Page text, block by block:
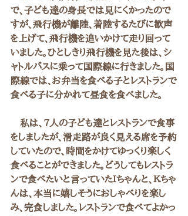
で、子ども達の身長では見にくかったので
すが、飛行機が離陸、着陸するたびに歓声
を上げて、飛行機を追いかけて走り回って
いました。ひとしきり飛行機を見た後は、シ
ャトルバスに乗って国際線に行きました。国
際線では、お弁当を食べる子とレストランで
食べる子に分かれて昼食を食べました。
私は、7人の子ども達とレストランで食事
をしましたが、滑走路が良く見える席を予約
していたので、時間をかけてゆっくり楽しく
食べることができました。どうしてもレストラ
ンで食べたいと言っていたＩちゃんと、Ｋちゃ
んは、本当に嬉しそうにおしゃべりを楽し
み、完食しました。レストランで食べてよかっ